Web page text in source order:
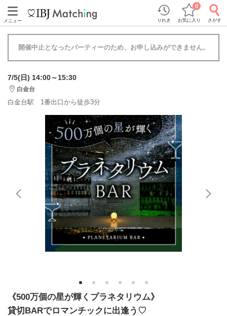
メニュー りれき お気に入り
0
さがす
開催中止となったパーティーのため、お申し込みができません。
7/5(日) 14:00～15:30
白金台
白金台駅 1番出口から徒歩3分
1 2 3 4 5 6
《500万個の星が輝くプラネタリウム》
貸切BARでロマンチックに出逢う♡